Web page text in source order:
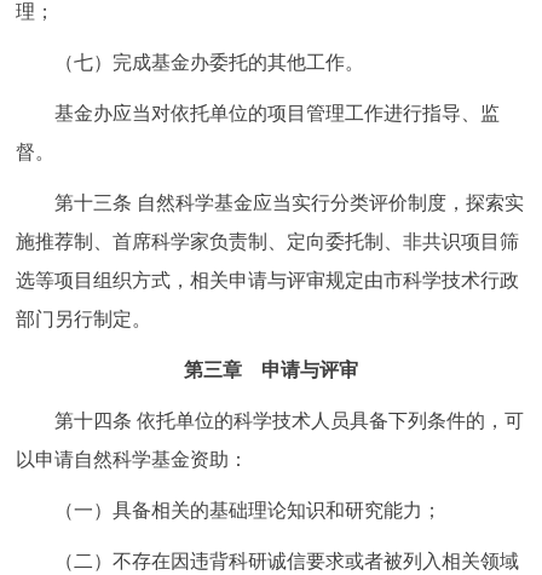
理；
（七）完成基金办委托的其他工作。
基金办应当对依托单位的项目管理工作进行指导、监
督。
第十三条 自然科学基金应当实行分类评价制度，探索实
施推荐制、首席科学家负责制、定向委托制、非共识项目筛
选等项目组织方式，相关申请与评审规定由市科学技术行政
部门另行制定。
第三章 申请与评审
第十四条 依托单位的科学技术人员具备下列条件的，可
以申请自然科学基金资助：
（一）具备相关的基础理论知识和研究能力；
（二）不存在因违背科研诚信要求或者被列入相关领域